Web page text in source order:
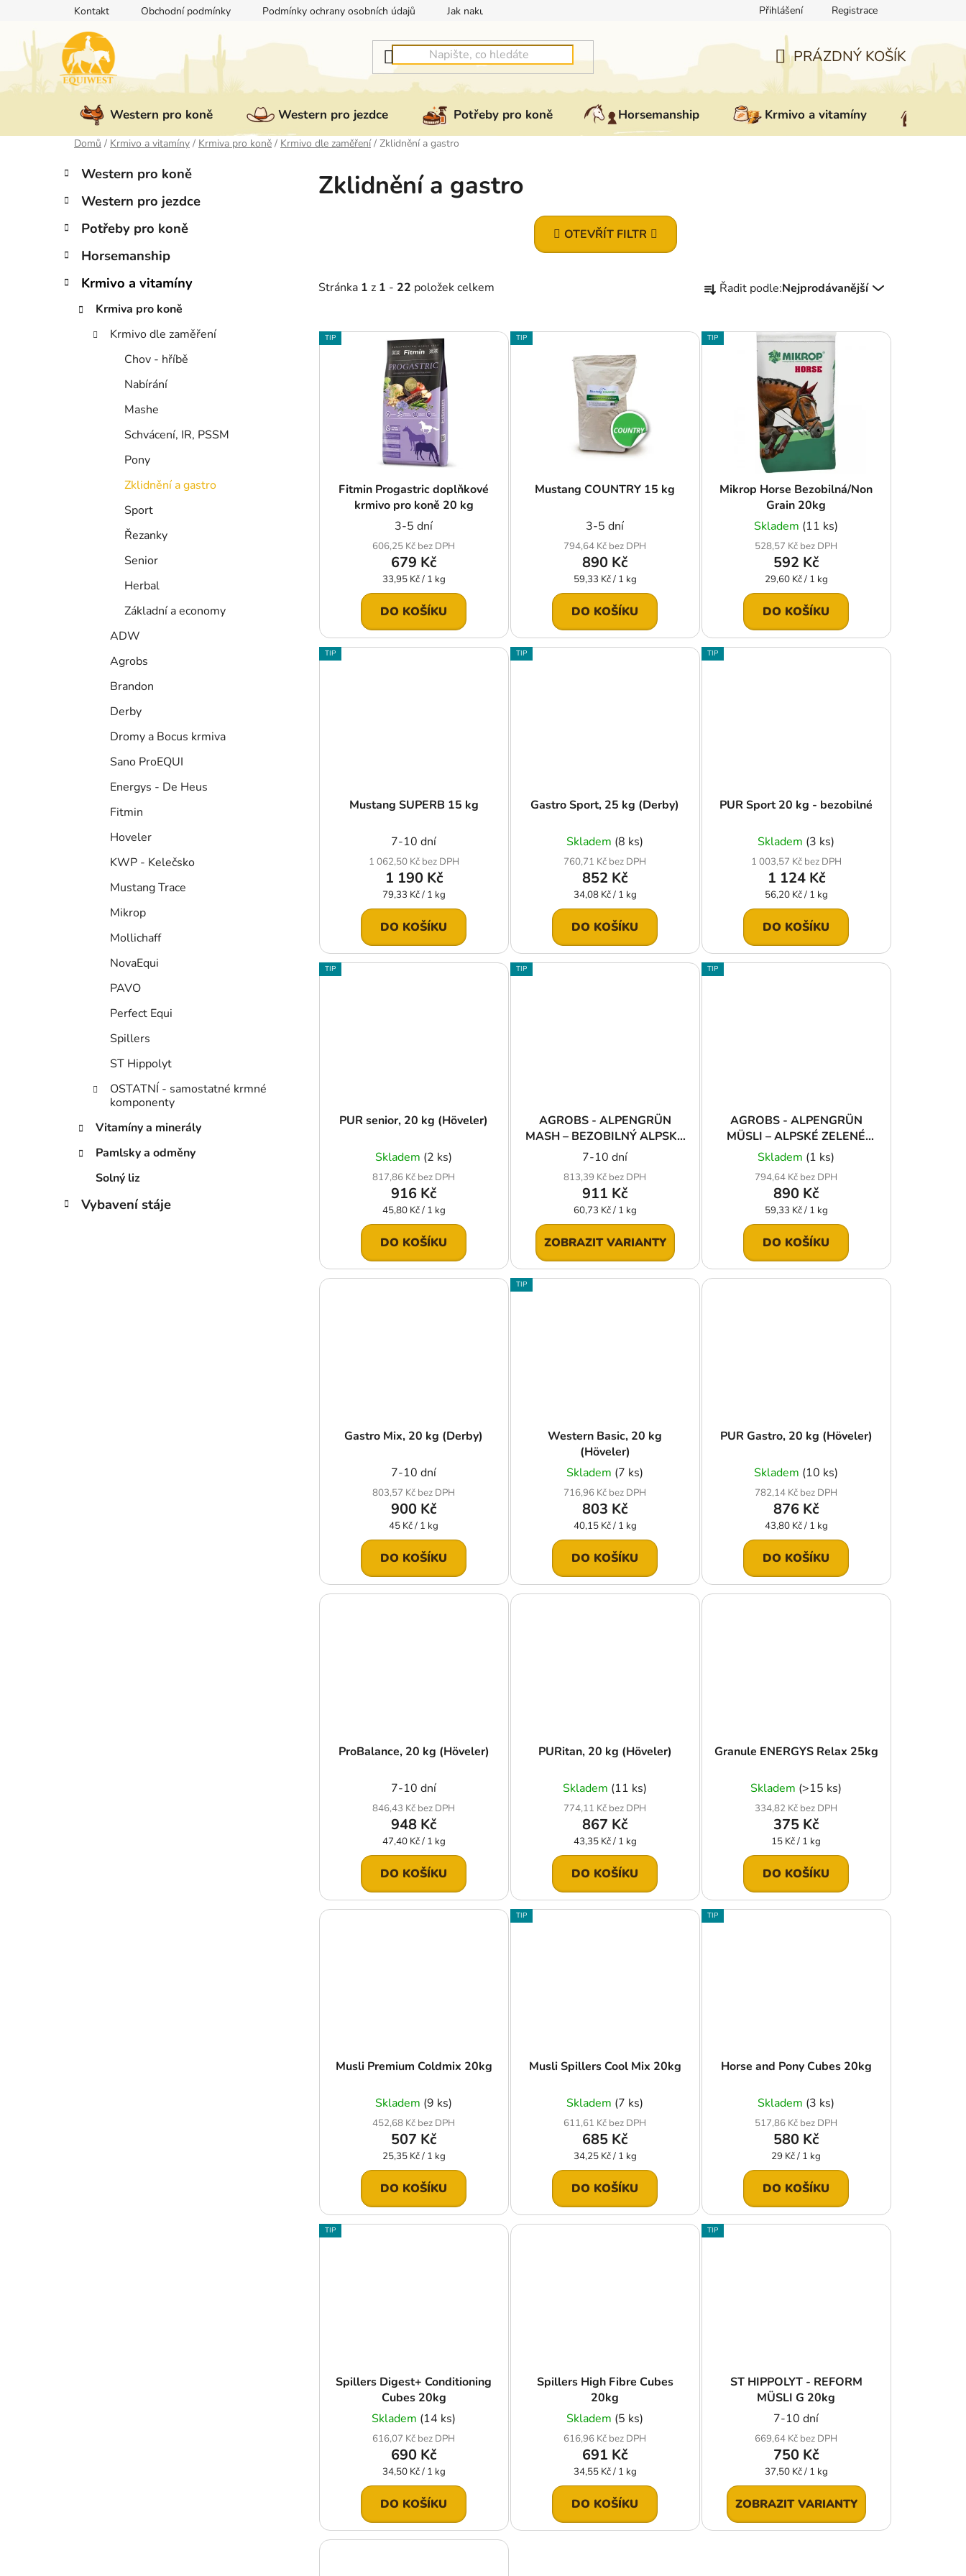
obsah
Kontakt Obchodní podmínky Podmínky ochrany osobních údajů Jak nakupovat Reklamace Doprava a platba
Přihlášení Registrace
NÁKUPNÍ
KOŠÍK
PRÁZDNÝ KOŠÍK
Western pro koně Western pro jezdce Potřeby pro koně Horsemanship Krmivo a vitamíny
Domů / Krmivo a vitamíny / Krmiva pro koně / Krmivo dle zaměření / Zklidnění a gastro
P
s
t
a
n
Přeskočit
kategorie
K
a
g
e
Western pro koně
Western pro jezdce
Potřeby pro koně
Horsemanship
Krmivo a vitamíny
Krmiva pro koně
Krmivo dle zaměření
Chov - hříbě
Nabírání
Mashe
Schvácení, IR, PSSM
Pony
Zklidnění a gastro
Sport
Řezanky
Senior
Herbal
Základní a economy
ADW
Agrobs
Brandon
Derby
Dromy a Bocus krmiva
Sano ProEQUI
Energys - De Heus
Fitmin
Hoveler
KWP - Kelečsko
Mustang Trace
Mikrop
Mollichaff
NovaEqui
PAVO
Perfect Equi
Spillers
ST Hippolyt
OSTATNÍ - samostatné krmné
komponenty
Vitamíny a minerály
Pamlsky a odměny
Solný liz
Vybavení stáje
Zklidnění a gastro
OTEVŘÍT FILTR
Stránka 1 z 1 - 22 položek celkem
a
e
n
Řadit podle:Nejprodávanější
V
ý
TIP
Fitmin Progastric doplňkové
krmivo pro koně 20 kg
3-5 dní
606,25 Kč bez DPH
679 Kč
Měrná
cena:
33,95 Kč / 1 kg
DO KOŠÍKU
TIP
Mustang COUNTRY 15 kg
3-5 dní
794,64 Kč bez DPH
890 Kč
Měrná
cena:
59,33 Kč / 1 kg
DO KOŠÍKU
TIP
Mikrop Horse Bezobilná/Non
Grain 20kg
Skladem (11 ks)
528,57 Kč bez DPH
592 Kč
Měrná
cena:
29,60 Kč / 1 kg
DO KOŠÍKU
TIP
Mustang SUPERB 15 kg
7-10 dní
1 062,50 Kč bez DPH
1 190 Kč
Měrná
cena:
79,33 Kč / 1 kg
DO KOŠÍKU
TIP
Gastro Sport, 25 kg (Derby)
Skladem (8 ks)
760,71 Kč bez DPH
852 Kč
Měrná
cena:
34,08 Kč / 1 kg
DO KOŠÍKU
TIP
PUR Sport 20 kg - bezobilné
Skladem (3 ks)
1 003,57 Kč bez DPH
1 124 Kč
Měrná
cena:
56,20 Kč / 1 kg
DO KOŠÍKU
TIP
PUR senior, 20 kg (Höveler)
Skladem (2 ks)
817,86 Kč bez DPH
916 Kč
Měrná
cena:
45,80 Kč / 1 kg
DO KOŠÍKU
TIP
AGROBS - ALPENGRÜN
MASH – BEZOBILNÝ ALPSKÝ
MASH
7-10 dní
813,39 Kč bez DPH
911 Kč
Měrná
cena:
60,73 Kč / 1 kg
ZOBRAZIT VARIANTY
TIP
AGROBS - ALPENGRÜN
MÜSLI – ALPSKÉ ZELENÉ
MÜSLI
Skladem (1 ks)
794,64 Kč bez DPH
890 Kč
Měrná
cena:
59,33 Kč / 1 kg
DO KOŠÍKU
Gastro Mix, 20 kg (Derby)
7-10 dní
803,57 Kč bez DPH
900 Kč
Měrná
cena:
45 Kč / 1 kg
DO KOŠÍKU
TIP
Western Basic, 20 kg
(Höveler)
Skladem (7 ks)
716,96 Kč bez DPH
803 Kč
Měrná
cena:
40,15 Kč / 1 kg
DO KOŠÍKU
PUR Gastro, 20 kg (Höveler)
Skladem (10 ks)
782,14 Kč bez DPH
876 Kč
Měrná
cena:
43,80 Kč / 1 kg
DO KOŠÍKU
ProBalance, 20 kg (Höveler)
7-10 dní
846,43 Kč bez DPH
948 Kč
Měrná
cena:
47,40 Kč / 1 kg
DO KOŠÍKU
PURitan, 20 kg (Höveler)
Skladem (11 ks)
774,11 Kč bez DPH
867 Kč
Měrná
cena:
43,35 Kč / 1 kg
DO KOŠÍKU
Granule ENERGYS Relax 25kg
Skladem (>15 ks)
334,82 Kč bez DPH
375 Kč
Měrná
cena:
15 Kč / 1 kg
DO KOŠÍKU
Musli Premium Coldmix 20kg
Skladem (9 ks)
452,68 Kč bez DPH
507 Kč
Měrná
cena:
25,35 Kč / 1 kg
DO KOŠÍKU
TIP
Musli Spillers Cool Mix 20kg
Skladem (7 ks)
611,61 Kč bez DPH
685 Kč
Měrná
cena:
34,25 Kč / 1 kg
DO KOŠÍKU
TIP
Horse and Pony Cubes 20kg
Skladem (3 ks)
517,86 Kč bez DPH
580 Kč
Měrná
cena:
29 Kč / 1 kg
DO KOŠÍKU
TIP
Spillers Digest+ Conditioning
Cubes 20kg
Skladem (14 ks)
616,07 Kč bez DPH
690 Kč
Měrná
cena:
34,50 Kč / 1 kg
DO KOŠÍKU
Spillers High Fibre Cubes
20kg
Skladem (5 ks)
616,96 Kč bez DPH
691 Kč
Měrná
cena:
34,55 Kč / 1 kg
DO KOŠÍKU
TIP
ST HIPPOLYT - REFORM
MÜSLI G 20kg
7-10 dní
669,64 Kč bez DPH
750 Kč
Měrná
cena:
37,50 Kč / 1 kg
ZOBRAZIT VARIANTY